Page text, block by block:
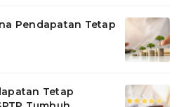
Pendapatan Tetap
Tetap